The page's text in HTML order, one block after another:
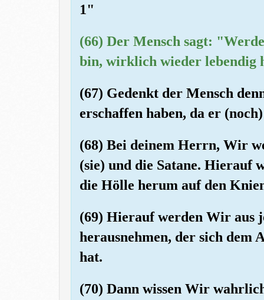
1"
(66) Der Mensch sagt:
bin, wirklich wieder lebendig
(67) Gedenkt der Mensch
erschaffen haben, da er
(68) Bei deinem Herrn, Wir
(sie) und die Satane. Hierauf
die Hölle herum auf den
(69) Hierauf werden Wir aus
herausnehmen, der sich
hat.
(70) Dann wissen Wir